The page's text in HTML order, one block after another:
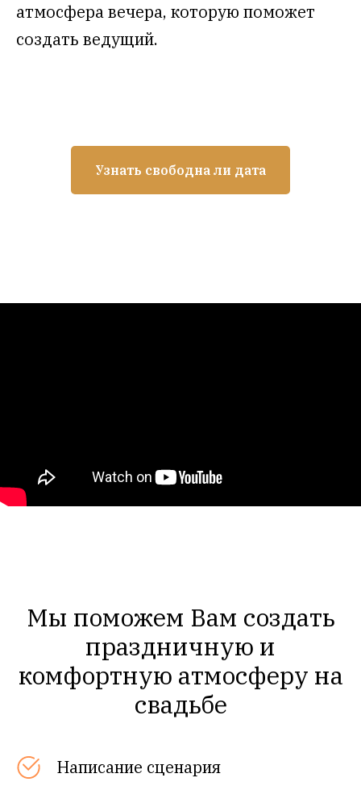
атмосфера вечера, которую поможет
создать ведущий.
Узнать свободна ли дата
Мы поможем Вам создать
праздничную и
комфортную атмосферу на
свадьбе
Написание сценария